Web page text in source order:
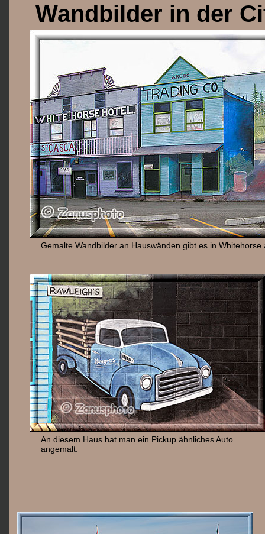
Wandbilder in der
Gemalte Wandbilder an Hauswänden gibt es in Whitehorse
An diesem Haus hat man ein Pickup ähnliches Auto
angemalt.